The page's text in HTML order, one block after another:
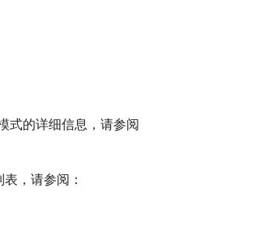
式的详细信息，请参阅
，请参阅：